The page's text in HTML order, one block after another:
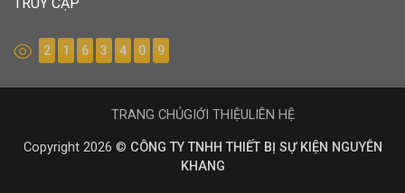
2 1 6 3 4 0 9
Copyright 2026 © CÔNG TY TNHH THIẾT BỊ SỰ KIỆN NGUYÊN
KHANG
TRANG CHỦGIỚI THIỆULIÊN HỆ